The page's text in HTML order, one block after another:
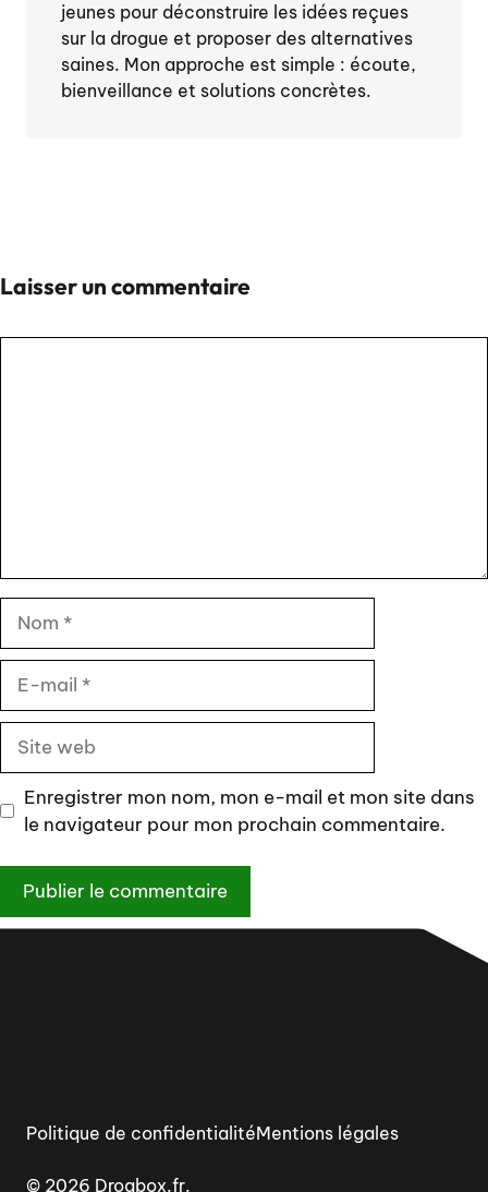
jeunes pour déconstruire les idées reçues
sur la drogue et proposer des alternatives
saines. Mon approche est simple : écoute,
bienveillance et solutions concrètes.
Laisser un commentaire
mail
Site
web
Enregistrer mon nom, mon e-mail et mon site dans
le navigateur pour mon prochain commentaire.
© 2026 Drogbox.fr.
Politique de confidentialitéMentions légales